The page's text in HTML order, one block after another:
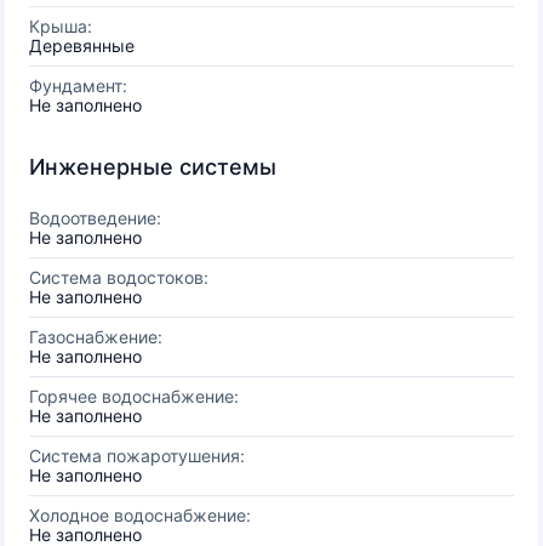
Крыша:
Деревянные
Фундамент:
Не заполнено
Инженерные системы
Водоотведение:
Не заполнено
Система водостоков:
Не заполнено
Газоснабжение:
Не заполнено
Горячее водоснабжение:
Не заполнено
Система пожаротушения:
Не заполнено
Холодное водоснабжение:
Не заполнено